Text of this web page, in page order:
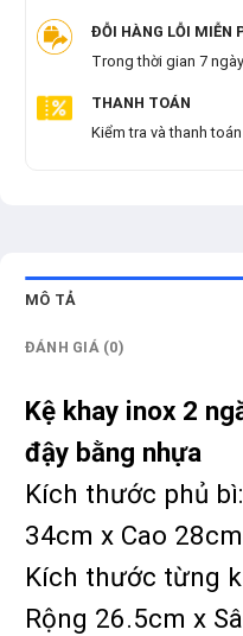
ĐỖI HÀNG LỖI MIỄN
Trong thời gian 7
THANH TOÁN
Kiểm tra và thanh
MÔ TẢ
ĐÁNH GIÁ (0)
Kệ khay inox 2
đậy bằng nhựa
Kích thước phủ
34cm x Cao 28cm
Kích thước từng
Rộng 26.5cm x